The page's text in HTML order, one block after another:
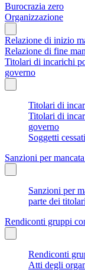
Burocrazia zero
Organizzazione
Relazione di inizio
Relazione di fine
Titolari di incarichi
governo
Titolari di
Titolari di
governo
Soggetti
Sanzioni per
Sanzioni per
parte dei
Rendiconti gruppi
Rendiconti
Atti degli